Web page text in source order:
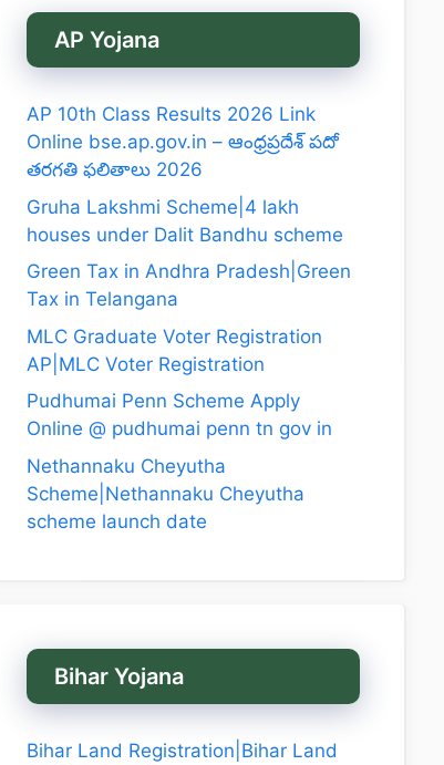
AP Yojana
AP 10th Class Results 2026 Link
Online bse.ap.gov.in – ఆంధ్రప్రదేశ్ పదో
తరగతి ఫలితాలు 2026
Gruha Lakshmi Scheme|4 lakh
houses under Dalit Bandhu scheme
Green Tax in Andhra Pradesh|Green
Tax in Telangana
MLC Graduate Voter Registration
AP|MLC Voter Registration
Pudhumai Penn Scheme Apply
Online @ pudhumai penn tn gov in
Nethannaku Cheyutha
Scheme|Nethannaku Cheyutha
scheme launch date
Bihar Yojana
Bihar Land Registration|Bihar Land